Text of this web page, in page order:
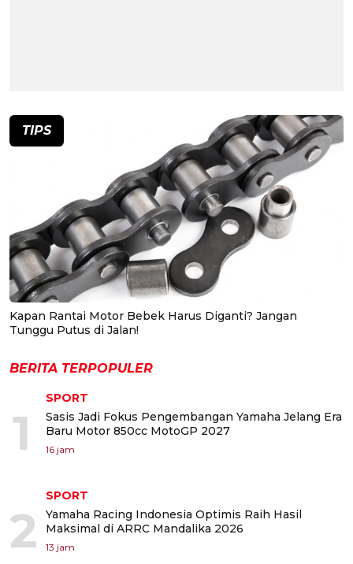
TIPS
Kapan Rantai Motor Bebek Harus Diganti? Jangan
Tunggu Putus di Jalan!
BERITA TERPOPULER
1
SPORT
Sasis Jadi Fokus Pengembangan Yamaha Jelang Era
Baru Motor 850cc MotoGP 2027
16 jam
2
SPORT
Yamaha Racing Indonesia Optimis Raih Hasil
Maksimal di ARRC Mandalika 2026
13 jam